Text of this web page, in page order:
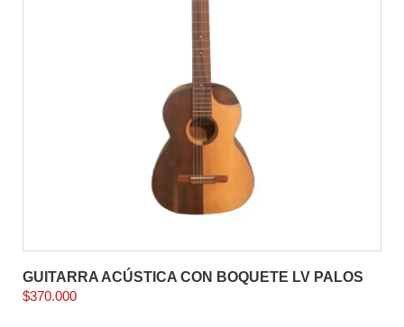
GUITARRA ACÚSTICA CON BOQUETE LV PALOS
$370.000